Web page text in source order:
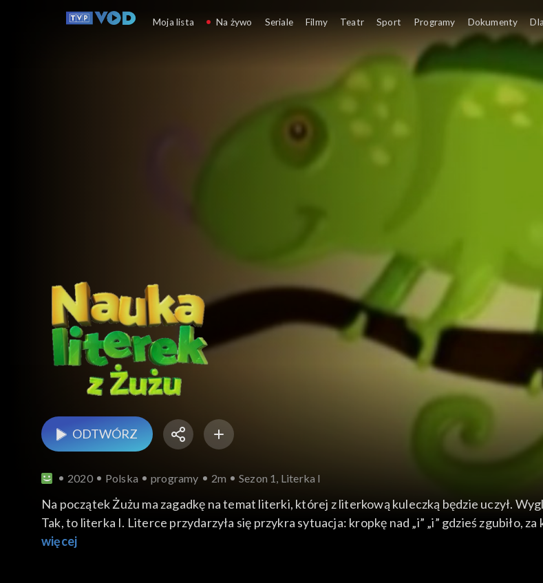
ODTWÓRZ
2020 Polska programy 2m Sezon 1, Literka I
Na początek Żużu ma zagadkę na temat literki, której z literkową kuleczką będzie uczył.
Tak, to literka I. Literce przydarzyła się przykra sytuacja: kropkę nad „i” „i” gdzieś zgubiło,
więcej
Moja lista Na żywo Seriale Filmy Teatr Sport Programy Dokumenty